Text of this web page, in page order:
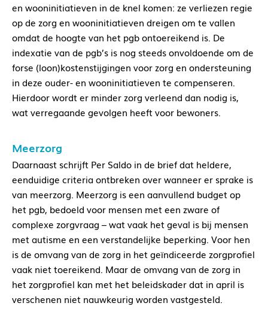
en wooninitiatieven in de knel komen: ze verliezen regie
op de zorg en wooninitiatieven dreigen om te vallen
omdat de hoogte van het pgb ontoereikend is. De
indexatie van de pgb’s is nog steeds onvoldoende om de
forse (loon)kostenstijgingen voor zorg en ondersteuning
in deze ouder- en wooninitiatieven te compenseren.
Hierdoor wordt er minder zorg verleend dan nodig is,
wat verregaande gevolgen heeft voor bewoners.
Meerzorg
Daarnaast schrijft Per Saldo in de brief dat heldere,
eenduidige criteria ontbreken over wanneer er sprake is
van meerzorg. Meerzorg is een aanvullend budget op
het pgb, bedoeld voor mensen met een zware of
complexe zorgvraag – wat vaak het geval is bij mensen
met autisme en een verstandelijke beperking. Voor hen
is de omvang van de zorg in het geïndiceerde zorgprofiel
vaak niet toereikend. Maar de omvang van de zorg in
het zorgprofiel kan met het beleidskader dat in april is
verschenen niet nauwkeurig worden vastgesteld.